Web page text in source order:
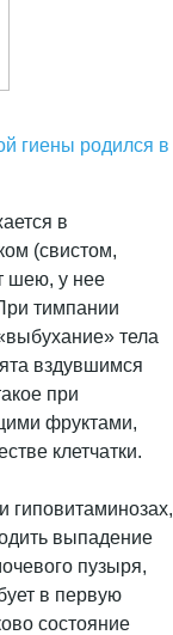
гиены родился в
в
(свистом,
шею, у нее
тимпании
тела
вздувшимся
при
фруктами,
клетчатки.
гиповитаминозах,
выпадение
пузыря,
в первую
состояние